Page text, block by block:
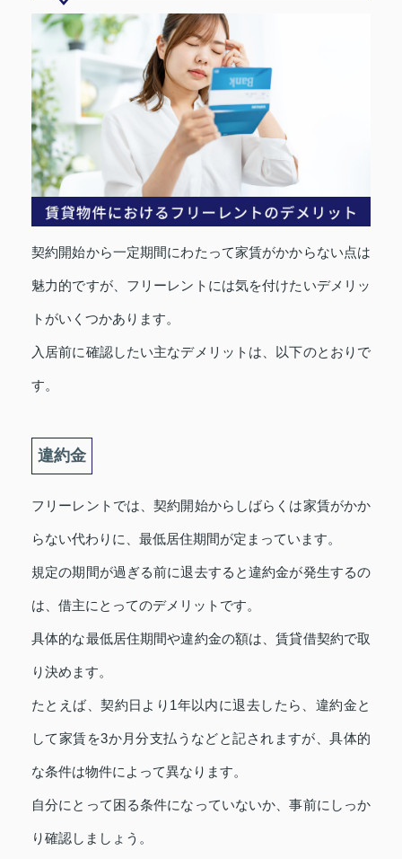
契約開始から一定期間にわたって家賃がかからない点は
魅力的ですが、フリーレントには気を付けたいデメリッ
トがいくつかあります。
入居前に確認したい主なデメリットは、以下のとおりで
す。
違約金
フリーレントでは、契約開始からしばらくは家賃がかか
らない代わりに、最低居住期間が定まっています。
規定の期間が過ぎる前に退去すると違約金が発生するの
は、借主にとってのデメリットです。
具体的な最低居住期間や違約金の額は、賃貸借契約で取
り決めます。
たとえば、契約日より1年以内に退去したら、違約金と
して家賃を3か月分支払うなどと記されますが、具体的
な条件は物件によって異なります。
自分にとって困る条件になっていないか、事前にしっか
り確認しましょう。